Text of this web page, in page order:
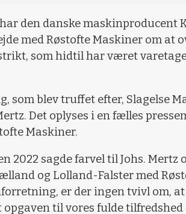
den danske maskinproducent
med Røstofte Maskiner om at
som hidtil har været
som blev truffet efter, Slagelse
Det oplyses i en fælles
Maskiner.
2022 sagde farvel til Johs. Mertz
og Lolland-Falster med
er der ingen tvivl om,
til vores fulde